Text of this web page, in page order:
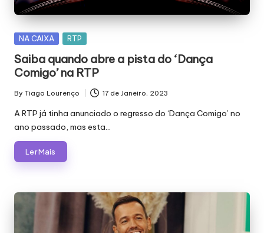
Á
F
O
I
M
Á
G
I
C
A
Posted
NA CAIXA RTP
Saiba quando abre a pista do ‘Dança
Comigo’ na RTP
Posted
by
By Tiago Lourenço 17 de Janeiro, 2023
A RTP já tinha anunciado o regresso do ‘Dança Comigo’ no
ano passado, mas esta…
Ler Mais